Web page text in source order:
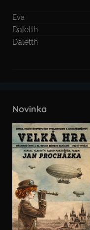
Eva
Daletth
Daletth
Novinka